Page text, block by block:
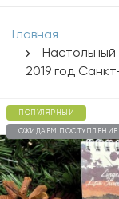
Главная
2019 год
ПОПУЛЯРНЫЙ
ОЖИДАЕМ ПОСТУПЛЕНИЕ